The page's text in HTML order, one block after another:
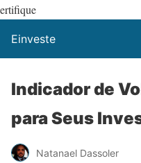
ertifique
Einveste
Indicador de
para Seus
Natanael Dassoler